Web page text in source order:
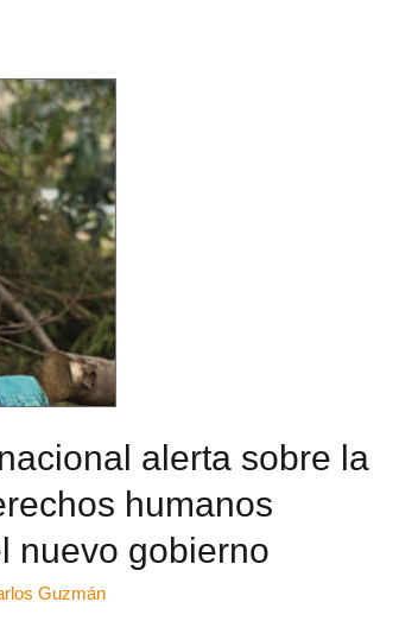
alerta sobre la
humanos
nuevo gobierno
Guzmán